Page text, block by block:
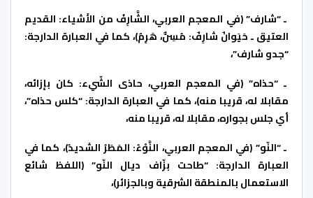
ـ “شارف” (في المعجم العربي، الشَّارِفُ من الأَشياء: القديم
العتيق ـ حَيَوانٌ شارِفٌ: مُسِنٌّ، هَرِمٌ)، كما في العبارة الدارجة:
“جدو شارف”،
ـ “حذاه” (في المعجم العربي، حاذى الشّيء: كان بإزائه،
مقابلا له، قريبا منه)، كما في العبارة الدارجة: “كلس حذاه”،
أي جلس بجواره، مقابلا له، قريبا منه،
ـ “النّو” (في المعجم العربي، النَّوْءُ: المَطَرُ الشديدُ)، كما في
العبارة الدارجة: “طاحت بزّاف ديال النّو” (اللفظ شائع
الاستعمال بالمنطقة الشرقية وبالجزائر)،